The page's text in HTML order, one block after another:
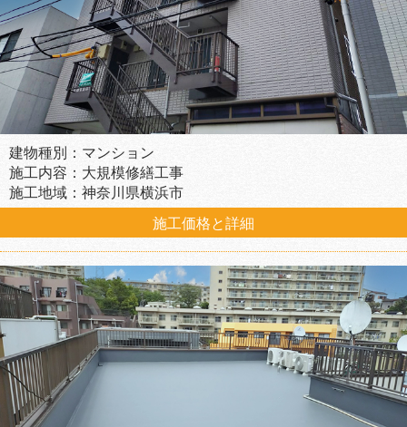
建物種別：マンション
施工内容：大規模修繕工事
施工地域：神奈川県横浜市
施工価格と詳細